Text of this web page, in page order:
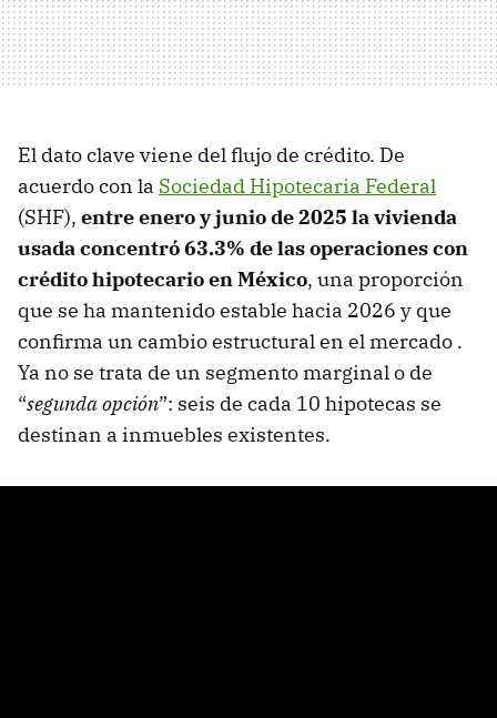
El dato clave viene del flujo de crédito. De
acuerdo con la Sociedad Hipotecaria Federal
(SHF), entre enero y junio de 2025 la vivienda
usada concentró 63.3% de las operaciones con
crédito hipotecario en México, una proporción
que se ha mantenido estable hacia 2026 y que
confirma un cambio estructural en el mercado .
Ya no se trata de un segmento marginal o de
“segunda opción”: seis de cada 10 hipotecas se
destinan a inmuebles existentes.